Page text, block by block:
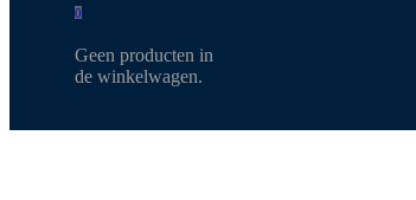
0
Geen producten in
de winkelwagen.